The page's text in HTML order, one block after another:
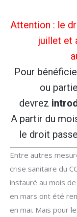
Attention : le
juillet et
Pour
ou
devrez
A partir du
le droit
Entre autres
crise sanitaire du
instauré au mois
en mars ont été
en mai. Mais pour